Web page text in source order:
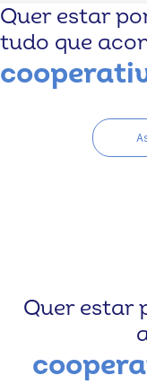
Quer estar
tudo que
Quer estar